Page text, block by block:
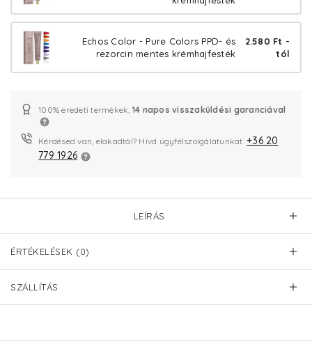
Echos Color - Pure Colors PPD- és
rezorcin mentes krémhajfesték
2.580 Ft -
tól
100% eredeti termékek, 14 napos visszaküldési garanciával
Kérdésed van, elakadtál? Hívd ügyfélszolgálatunkat: +36 20
779 1926
LEÍRÁS
ÉRTÉKELÉSEK (0)
SZÁLLÍTÁS